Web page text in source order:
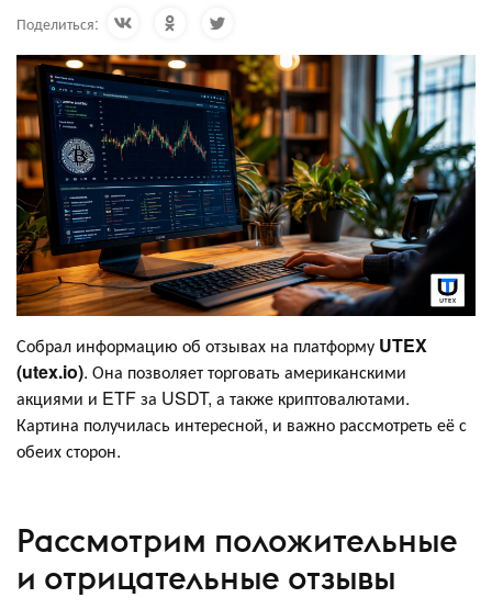
Поделиться:
Собрал информацию об отзывах на платформу UTEX
(utex.io). Она позволяет торговать американскими
акциями и ETF за USDT, а также криптовалютами.
Картина получилась интересной, и важно рассмотреть её с
обеих сторон.
Рассмотрим положительные
и отрицательные отзывы